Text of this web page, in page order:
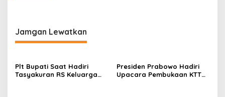
Jamgan Lewatkan
Plt Bupati Saat Hadiri
Tasyakuran RS Keluarga
Presiden Prabowo Hadiri
Upacara Pembukaan KTT